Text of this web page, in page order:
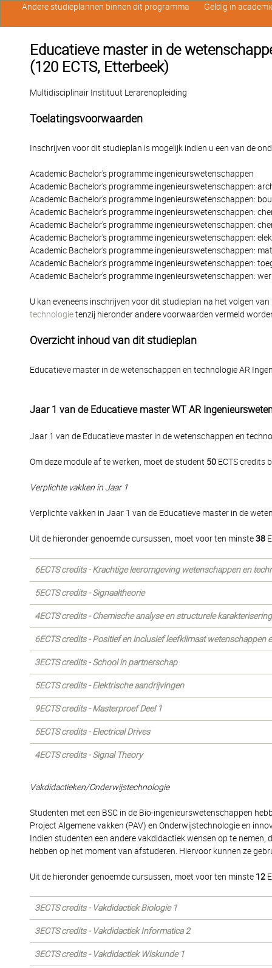
Educatieve master in de
(120 ECTS, Etterbeek)
Multidisciplinair Instituut Lerarenopleiding
Toelatingsvoorwaarden
Inschrijven voor dit studieplan is mogelijk indien u een van de
Academic Bachelor's programme ingenieurswetenschappen
Academic Bachelor's programme ingenieurswetenschappen:
Academic Bachelor's programme ingenieurswetenschappen:
Academic Bachelor's programme ingenieurswetenschappen:
Academic Bachelor's programme ingenieurswetenschappen:
Academic Bachelor's programme ingenieurswetenschappen:
Academic Bachelor's programme ingenieurswetenschappen:
Academic Bachelor's programme ingenieurswetenschappen:
Academic Bachelor's programme ingenieurswetenschappen:
U kan eveneens inschrijven voor dit studieplan na het volgen
technologietenzij hieronder andere voorwaarden vermeld
Overzicht inhoud van dit studieplan
Educatieve master in de wetenschappen en technologie AR
Jaar 1 van de Educatieve master WT AR
Jaar 1 van de Educatieve master in de wetenschappen en
Om deze module af te werken, moet de student 50 ECTS credits
Verplichte vakken in Jaar 1
Verplichte vakken in Jaar 1 van de Educatieve master in de
Uit de hieronder genoemde cursussen, moet voor ten minste38
6ECTS credits - Krachtige leeromgeving wetenschappen en
5ECTS credits - Signaaltheorie
4ECTS credits - Chemische analyse en structurele karakterisering
6ECTS credits - Positief en inclusief leefklimaat wetenschappen
3ECTS credits - School in partnerschap
5ECTS credits - Elektrische aandrijvingen
9ECTS credits - Masterproef Deel 1
5ECTS credits - Electrical Drives
4ECTS credits - Signal Theory
Vakdidactieken/Onderwijstechnologie
Studenten met een BSC in de Bio-ingenieurswetenschappen
Project Algemene vakken (PAV) en Onderwijstechnologie en
Indien studenten een andere vakdidactiek wensen op te
hebben op het moment van afstuderen. Hiervoor kunnen ze
Uit de hieronder genoemde cursussen, moet voor ten minste 12
3ECTS credits - Vakdidactiek Biologie 1
3ECTS credits - Vakdidactiek Informatica 2
3ECTS credits - Vakdidactiek Wiskunde 1
Andere studieplannen binnen dit programma Geldig in